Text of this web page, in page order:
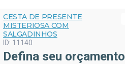
CESTA DE PRESENTE
MISTERIOSA COM
SALGADINHOS
ID: 11140
Defina seu orçamento